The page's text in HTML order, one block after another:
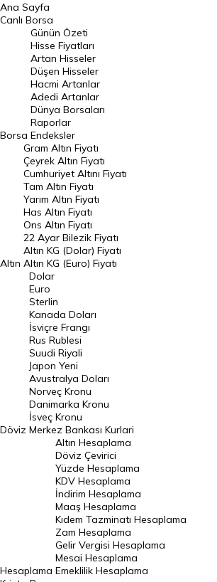
BIST 100 Hisseleri
En Çok Artan Hisseler
En Çok Düşen Hisseler
Hacmi Artanlar
Geçmiş Kapanışlar
Dünya Borsaları
Raporlar
Endeksler
DÖVİZ
Döviz Kuru
Dolar Kuru
Euro Kuru
Pound Kuru
Frank Kuru
Riyal Kuru
Avustralya Doları
Danimarka Kronu Kuru
Kanada Doları Kuru
Norveç Kronu Kuru
İsveç Kronu Kuru
Japon Yeni Kuru
Serbest Piyasa Döviz Kurları
Merkez Bankası Döviz Kurları
Altın Fiyatları
Ana Sayfa
Canlı Borsa
Borsa
Günün Özeti
Hisse Fiyatları
Artan Hisseler
Düşen Hisseler
Hacmi Artanlar
Adedi Artanlar
Dünya Borsaları
Raporlar
Endeksler
Altın
Gram Altın Fiyatı
Çeyrek Altın Fiyatı
Cumhuriyet Altını Fiyatı
Tam Altın Fiyatı
Yarım Altın Fiyatı
Has Altın Fiyatı
Ons Altın Fiyatı
22 Ayar Bilezik Fiyatı
Altın KG (Dolar) Fiyatı
Altın KG (Euro) Fiyatı
Döviz
Dolar
Euro
Sterlin
Kanada Doları
İsviçre Frangı
Rus Rublesi
Suudi Riyali
Japon Yeni
Avustralya Doları
Norveç Kronu
Danimarka Kronu
İsveç Kronu
Merkez Bankası Kurlari
Hesaplama
Altın Hesaplama
Döviz Çevirici
Yüzde Hesaplama
KDV Hesaplama
İndirim Hesaplama
Maaş Hesaplama
Kıdem Tazminatı Hesaplama
Zam Hesaplama
Gelir Vergisi Hesaplama
Mesai Hesaplama
Emeklilik Hesaplama